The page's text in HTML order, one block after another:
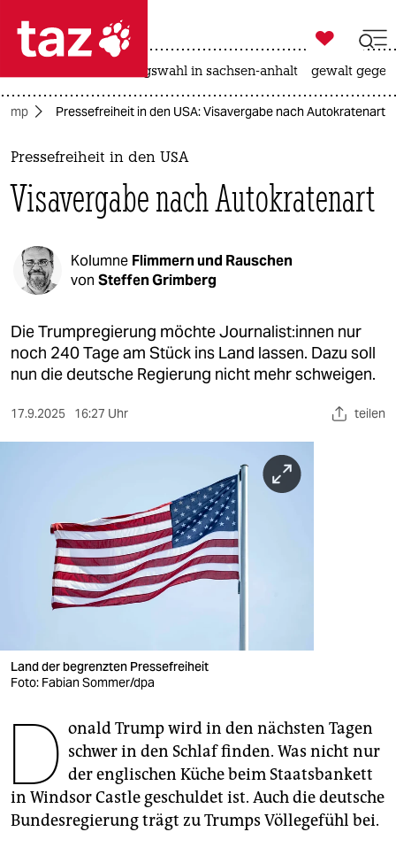
 taz zahl ich
taz zahl ich
themen
politik
öko
gesellschaft
kultur
sport
nord
verlag
veranstaltungen
fragen & hilfe
unterstützen
abo
genossenschaft
epaper login

taz zahl ich
landtagswahl in sachsen-anhalt gewalt
Pressefreiheit in den USA: Visavergabe nach Autokratenart
Pressefreiheit in den USA
Visavergabe nach Autokratenart
Kolumne Flimmern und Rauschen
von Steffen Grimberg
Die Trumpregierung möchte Jour­na­lis­t:in­nen nur
noch 240 Tage am Stück ins Land lassen. Dazu soll
nun die deutsche Regierung nicht mehr schweigen.
17.9.2025 16:27 Uhr teilen
Land der begrenzten Pressefreiheit
Foto: Fabian Sommer/dpa
D onald Trump wird in den nächsten Tagen
schwer in den Schlaf finden. Was nicht nur
der englischen Küche beim Staatsbankett
in Windsor Castle geschuldet ist. Auch die deutsche
Bundesregierung trägt zu Trumps Völlegefühl bei.